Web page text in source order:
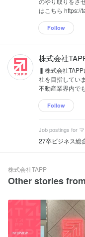
はこちら https://
Follow
株式会社
▍株式会社
社を目指してい
不動産業界内で
Follow
Job postings for
27卒ビジネス総
株式会社TAPP
Other stories